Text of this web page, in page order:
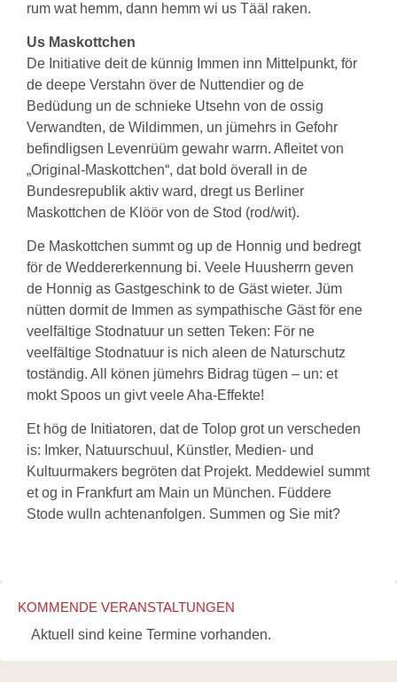
rum wat hemm, dann hemm wi us Tääl raken.
Us Maskottchen
De Initiative deit de künnig Immen inn Mittelpunkt, för
de deepe Verstahn över de Nuttendier og de
Bedüdung un de schnieke Utsehn von de ossig
Verwandten, de Wildimmen, un jümehrs in Gefohr
befindligsen Levenrüüm gewahr warrn. Afleitet von
„Original-Maskottchen“, dat bold överall in de
Bundesrepublik aktiv ward, dregt us Berliner
Maskottchen de Klöör von de Stod (rod/wit).
De Maskottchen summt og up de Honnig und bedregt
för de Weddererkennung bi. Veele Huusherrn geven
de Honnig as Gastgeschink to de Gäst wieter. Jüm
nütten dormit de Immen as sympathische Gäst för ene
veelfältige Stodnatuur un setten Teken: För ne
veelfältige Stodnatuur is nich aleen de Naturschutz
toständig. All könen jümehrs Bidrag tügen – un: et
mokt Spoos un givt veele Aha-Effekte!
Et hög de Initiatoren, dat de Tolop grot un verscheden
is: Imker, Natuurschuul, Künstler, Medien- und
Kultuurmakers begröten dat Projekt. Meddewiel summt
et og in Frankfurt am Main un München. Füddere
Stode wulln achtenanfolgen. Summen og Sie mit?
KOMMENDE VERANSTALTUNGEN
Aktuell sind keine Termine vorhanden.